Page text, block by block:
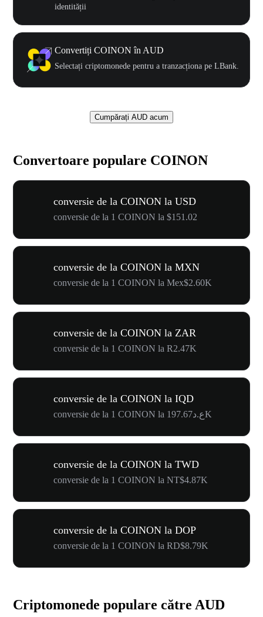
identității
Convertiți COINON în AUD
Selectați criptomonede pentru a tranzacționa pe LBank.
Cumpărați AUD acum
Convertoare populare COINON
conversie de la COINON la USD
conversie de la 1 COINON la $151.02
conversie de la COINON la MXN
conversie de la 1 COINON la Mex$2.60K
conversie de la COINON la ZAR
conversie de la 1 COINON la R2.47K
conversie de la COINON la IQD
conversie de la 1 COINON la ع.د197.67K
conversie de la COINON la TWD
conversie de la 1 COINON la NT$4.87K
conversie de la COINON la DOP
conversie de la 1 COINON la RD$8.79K
Criptomonede populare către AUD